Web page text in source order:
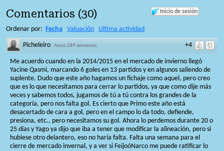
Inicio de sesión
Comentarios (30)
Ordenar por: Fecha Valuación Ultima actividad
+4
Picheleiro ·hace 289 semanas
Me acuerdo cuando en la 2014/2015 en el mercado de invierno llegó
Yacine Qasmi, marcando 6 goles en 13 partidos y en algunos saliendo de
suplente. Dudo que este año hagamos un fichaje como aquel, pero creo
que es lo que necesitamos para cerrar lo partidos, ya que como dije más
veces y sabemos todos, jugamos de tú a tú contra los grandes de la
categoría, pero nos falta gol. Es cierto que Primo este año está
desacertado de cara a gol, pero en el campo lo da todo, defiende,
presiona, etc., pero necesitamos su gol. Ahora lo perdemos durante 20 o
25 días y Yago ya dijo que iba a tener que modificar la alineación, pero si
hubiese otro delantero, eso no haría falta. Falta una semana para el
cierre de mercado invernal, y a ver si FeijoóNarco me puede ratificar lo